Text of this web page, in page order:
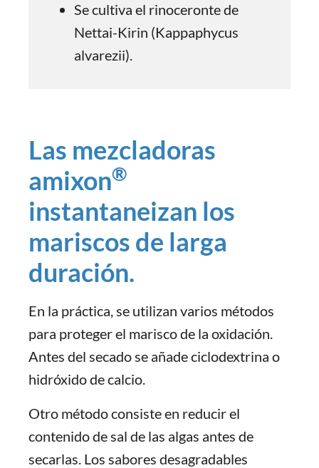
Se cultiva el rinoceronte de
Nettai-Kirin (Kappaphycus
alvarezii).
Las mezcladoras
amixon®
instantaneizan los
mariscos de larga
duración.
En la práctica, se utilizan varios métodos
para proteger el marisco de la oxidación.
Antes del secado se añade ciclodextrina o
hidróxido de calcio.
Otro método consiste en reducir el
contenido de sal de las algas antes de
secarlas. Los sabores desagradables